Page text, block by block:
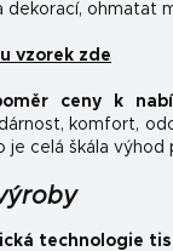
dekorací, ohmatat
vzorek zde
ceny k
komfort,
je celá škála výhod
technologie